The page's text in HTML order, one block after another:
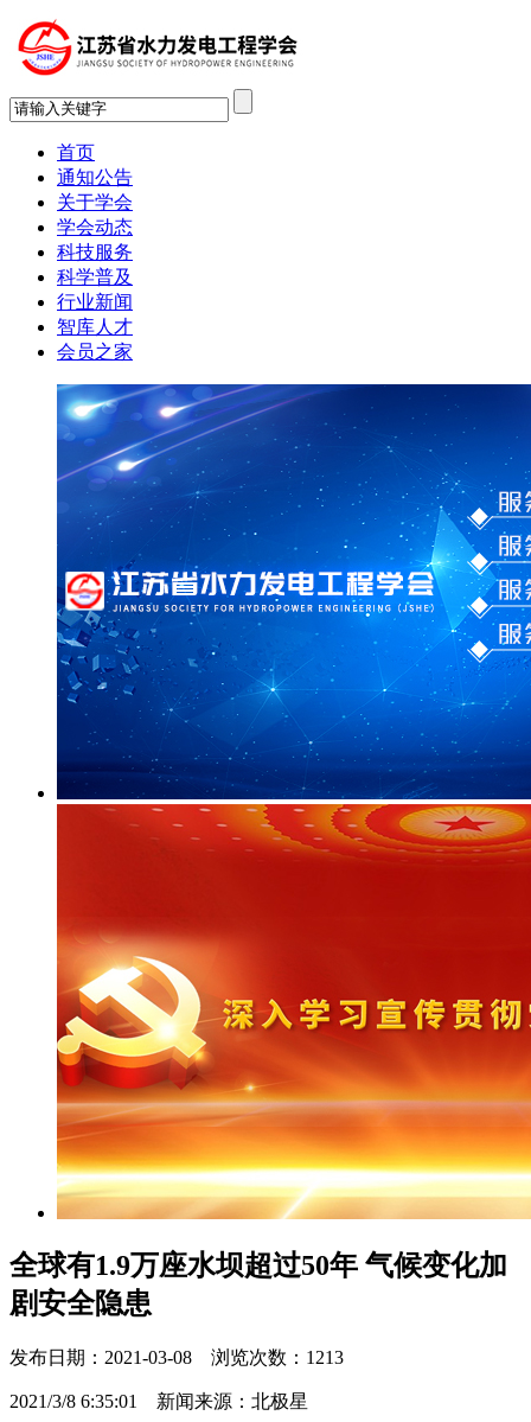
首页
通知公告
关于学会
学会动态
科技服务
科学普及
行业新闻
智库人才
会员之家
全球有1.9万座水坝超过50年 气候变化加
剧安全隐患
发布日期：2021-03-08 浏览次数：1213
2021/3/8 6:35:01 新闻来源：北极星